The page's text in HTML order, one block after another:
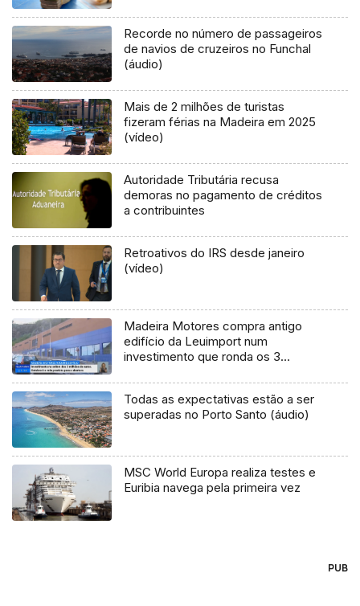
Recorde no número de passageiros
de navios de cruzeiros no Funchal
(áudio)
Mais de 2 milhões de turistas
fizeram férias na Madeira em 2025
(vídeo)
Autoridade Tributária recusa
demoras no pagamento de créditos
a contribuintes
Retroativos do IRS desde janeiro
(vídeo)
Madeira Motores compra antigo
edifício da Leuimport num
investimento que ronda os 3
Todas as expectativas estão a ser
superadas no Porto Santo (áudio)
MSC World Europa realiza testes e
Euribia navega pela primeira vez
PUB